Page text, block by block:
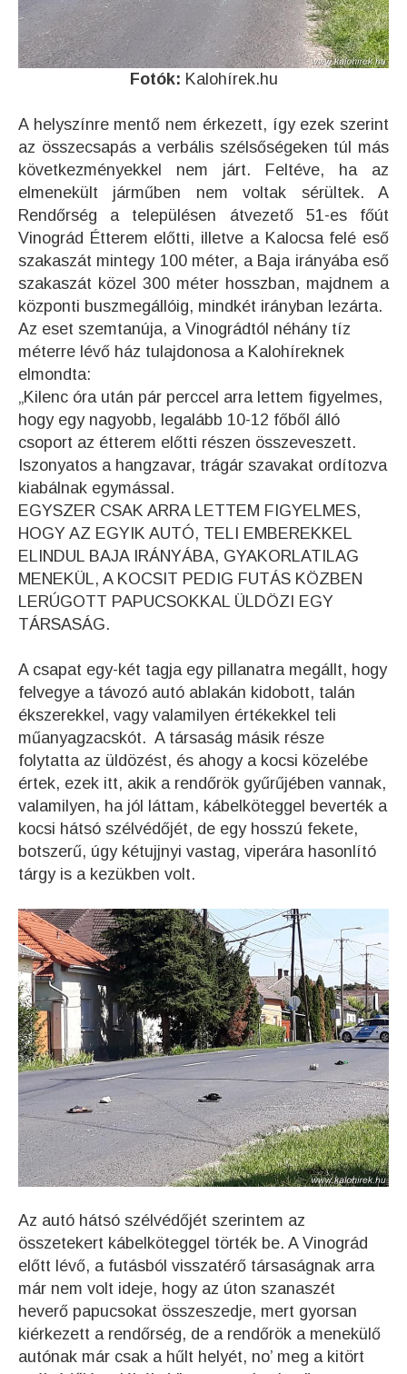
Fotók: Kalohírek.hu
A helyszínre mentő nem érkezett, így ezek szerint
az összecsapás a verbális szélsőségeken túl más
következményekkel nem járt. Feltéve, ha az
elmenekült járműben nem voltak sérültek. A
Rendőrség a településen átvezető 51-es főút
Vinográd Étterem előtti, illetve a Kalocsa felé eső
szakaszát mintegy 100 méter, a Baja irányába eső
szakaszát közel 300 méter hosszban, majdnem a
központi buszmegállóig, mindkét irányban lezárta.
Az eset szemtanúja, a Vinográdtól néhány tíz
méterre lévő ház tulajdonosa a Kalohíreknek
elmondta:
„Kilenc óra után pár perccel arra lettem figyelmes,
hogy egy nagyobb, legalább 10-12 főből álló
csoport az étterem előtti részen összeveszett.
Iszonyatos a hangzavar, trágár szavakat ordítozva
kiabálnak egymással.
EGYSZER CSAK ARRA LETTEM FIGYELMES,
HOGY AZ EGYIK AUTÓ, TELI EMBEREKKEL
ELINDUL BAJA IRÁNYÁBA, GYAKORLATILAG
MENEKÜL, A KOCSIT PEDIG FUTÁS KÖZBEN
LERÚGOTT PAPUCSOKKAL ÜLDÖZI EGY
TÁRSASÁG.
A csapat egy-két tagja egy pillanatra megállt, hogy
felvegye a távozó autó ablakán kidobott, talán
ékszerekkel, vagy valamilyen értékekkel teli
műanyagzacskót. A társaság másik része
folytatta az üldözést, és ahogy a kocsi közelébe
értek, ezek itt, akik a rendőrök gyűrűjében vannak,
valamilyen, ha jól láttam, kábelköteggel beverték a
kocsi hátsó szélvédőjét, de egy hosszú fekete,
botszerű, úgy kétujjnyi vastag, viperára hasonlító
tárgy is a kezükben volt.
Az autó hátsó szélvédőjét szerintem az
összetekert kábelköteggel törték be. A Vinográd
előtt lévő, a futásból visszatérő társaságnak arra
már nem volt ideje, hogy az úton szanaszét
heverő papucsokat összeszedje, mert gyorsan
kiérkezett a rendőrség, de a rendőrök a menekülő
autónak már csak a hűlt helyét, no’ meg a kitört